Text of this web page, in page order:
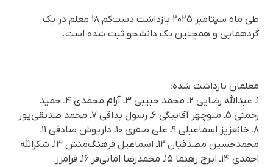
طی ماه سپتامبر ۲۰۲۵ بازداشت دست‌کم ۱۸ معلم در یک
گردهمایی و همچنین یک دانشجو ثبت شده است.
معلمان بازداشت شده؛
۱ـ عبدالله رضایی ۲ـ محمد حبیبی ۳ـ آرام محمدی ۴ـ حمید
رحمتی ۵ـ منوچهر آقابیگی ۶ـ رسول بداقی ۷ـ محمد صدیقی‌پور
۸ـ خانعزیز اسماعیلی ۹ـ علی صفری ۱۰ـ داریوش صادقی ۱۱ـ
محمدحسین مصدقیان ۱۲ـ اسماعیل فرهنگ‌منش ۱۳ـ شکرالله
احمدی ۱۴ـ ایرج رهنما ۱۵ـ محمدرضا امانی‌فر ۱۶ـ فرامرز